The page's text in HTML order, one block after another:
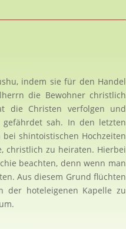
indem sie für den Handel
die Bewohner christlich
die Christen verfolgen und
sah. In den letzten
shintoistischen Hochzeiten
christlich zu heiraten. Hierbei
beachten, denn wenn man
Aus diesem Grund flüchten
der hoteleigenen Kapelle zu